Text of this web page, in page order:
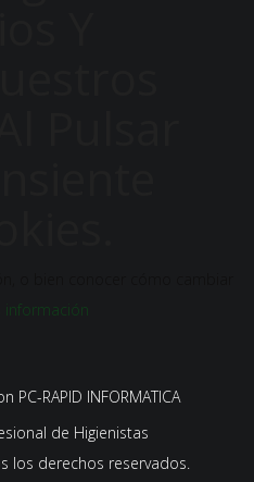
información
PC-RAPID INFORMATICA
de Higienistas
los derechos reservados.